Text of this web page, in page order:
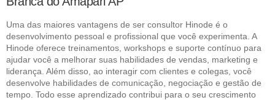
Uma das maiores vantagens de ser consultor Hinode é o
desenvolvimento pessoal e profissional que você experimenta. A
Hinode oferece treinamentos, workshops e suporte contínuo para
ajudar você a melhorar suas habilidades de vendas, marketing e
liderança. Além disso, ao interagir com clientes e colegas, você
desenvolve habilidades de comunicação, negociação e gestão de
tempo. Todo esse aprendizado contribui para o seu crescimento